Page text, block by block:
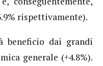
rispettivamente).
beneficio dai grandi
generale (+4.8%).